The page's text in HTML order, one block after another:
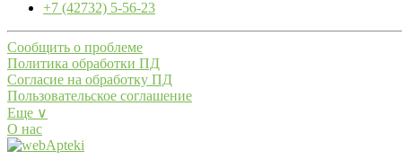
+7 (42732) 5-56-23
Сообщить о проблеме
Политика обработки ПД
Согласие на обработку ПД
Пользовательское соглашение
Еще ∨
О нас